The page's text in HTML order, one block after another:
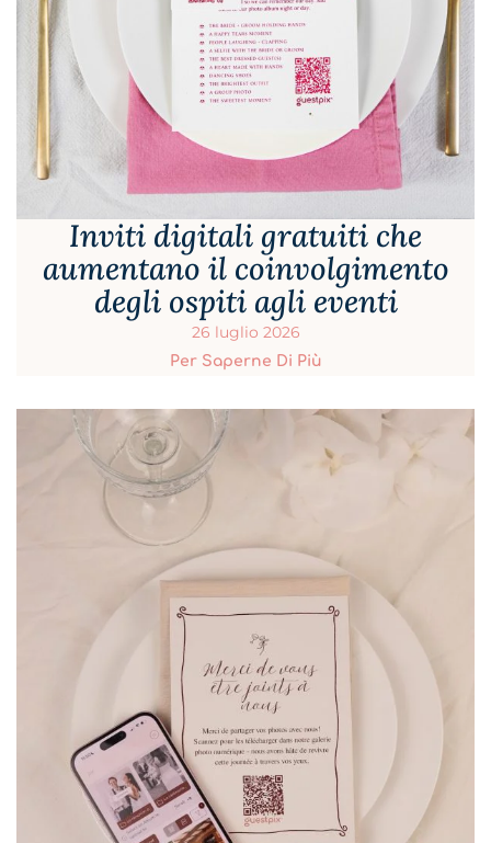
Inviti digitali gratuiti che
aumentano il coinvolgimento
degli ospiti agli eventi
26 luglio 2026
Per Saperne Di Più